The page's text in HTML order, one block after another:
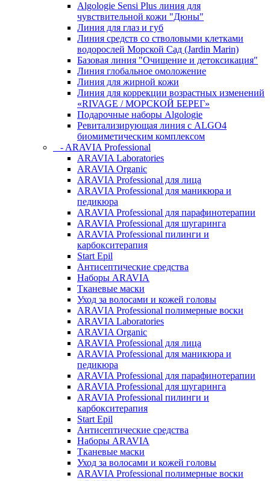
Algologie Sensi Plus линия для
чувcтвительной кожи "Дюны"
Линия для глаз и губ
Линия средств со стволовыми клетками
водорослей Морской Сад (Jardin Marin)
Базовая линия "Очищение и детоксикация"
Линия глобальное омоложение
Линия для жирной кожи
Линия для коррекции возрастных изменений
«RIVAGE / МОРСКОЙ БЕРЕГ»
Подарочные наборы Algologie
Ревитализирующая линия с ALGO4
биомиметическим комплексом
- ARAVIA Professional
ARAVIA Laboratories
ARAVIA Organic
ARAVIA Professional для лица
ARAVIA Professional для маникюра и
педикюра
ARAVIA Professional для парафинотерапии
ARAVIA Professional для шугаринга
ARAVIA Professional пилинги и
карбокситерапия
Start Epil
Антисептические средства
Наборы ARAVIA
Тканевые маски
Уход за волосами и кожей головы
ARAVIA Professional полимерные воски
ARAVIA Laboratories
ARAVIA Organic
ARAVIA Professional для лица
ARAVIA Professional для маникюра и
педикюра
ARAVIA Professional для парафинотерапии
ARAVIA Professional для шугаринга
ARAVIA Professional пилинги и
карбокситерапия
Start Epil
Антисептические средства
Наборы ARAVIA
Тканевые маски
Уход за волосами и кожей головы
ARAVIA Professional полимерные воски